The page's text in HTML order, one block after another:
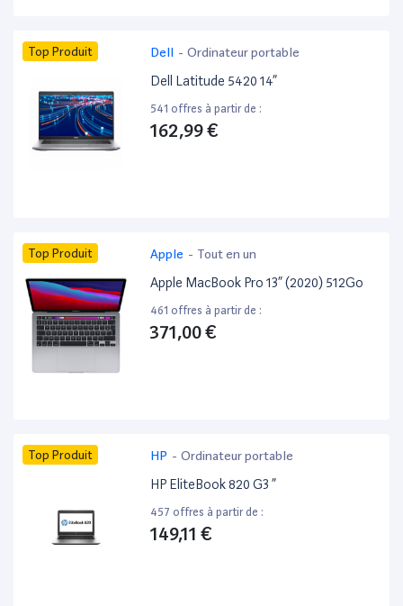
Top Produit Dell - Ordinateur portable
Dell Latitude 5420 14”
541 offres à partir de :
162,99 €
Top Produit Apple - Tout en un
Apple MacBook Pro 13” (2020) 512Go
461 offres à partir de :
371,00 €
Top Produit HP - Ordinateur portable
HP EliteBook 820 G3 ”
457 offres à partir de :
149,11 €